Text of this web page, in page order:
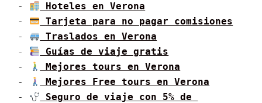
-
Hoteles en Verona
-
Tarjeta para no pagar comisiones
-
Traslados en Verona
-
Guías de viaje gratis
-
Mejores tours en Verona
-
Mejores Free tours en Verona
-
Seguro de viaje con 5% de